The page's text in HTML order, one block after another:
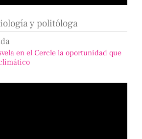
y politóloga
en el Cercle la oportunidad que